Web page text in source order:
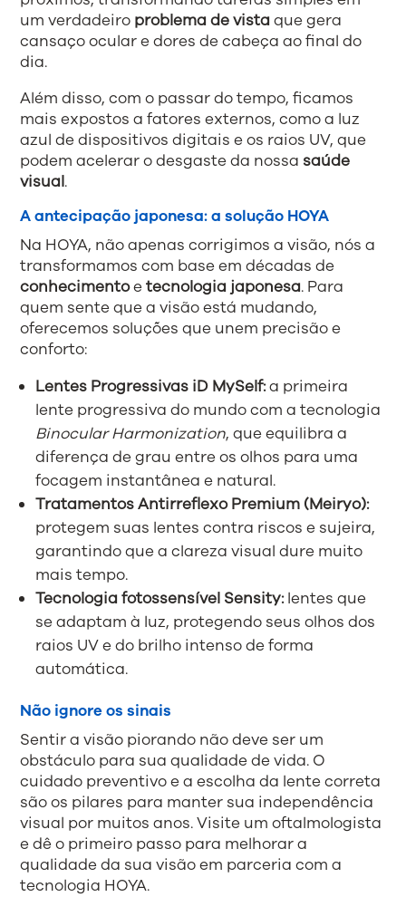
um verdadeiro problema de vistaque gera
cansaço ocular e dores de cabeça ao final do
dia.
Além disso, com o passar do tempo, ficamos
mais expostos a fatores externos, como a luz
azul de dispositivos digitais e os raios UV, que
podem acelerar o desgaste da nossa saúde
visual.
A antecipação japonesa: a solução HOYA
Na HOYA, não apenas corrigimos a visão, nós a
transformamos com base em décadas de
conhecimentoetecnologia japonesa. Para
quem sente que a visão está mudando,
oferecemos soluções que unem precisão e
conforto:
Lentes Progressivas iD MySelf:a primeira
lente progressiva do mundo com a tecnologia
Binocular Harmonization, que equilibra a
diferença de grau entre os olhos para uma
focagem instantânea e natural.
Tratamentos Antirreflexo Premium (Meiryo):
protegem suas lentes contra riscos e sujeira,
garantindo que a clareza visual dure muito
mais tempo.
Tecnologia fotossensível Sensity:lentes que
se adaptam à luz, protegendo seus olhos dos
raios UV e do brilho intenso de forma
automática.
Não ignore os sinais
Sentir a visão piorando não deve ser um
obstáculo para sua qualidade de vida. O
cuidado preventivo e a escolha da lente correta
são os pilares para manter sua independência
visual por muitos anos. Visite um oftalmologista
e dê o primeiro passo para melhorar a
qualidade da sua visão em parceria com a
tecnologia HOYA.